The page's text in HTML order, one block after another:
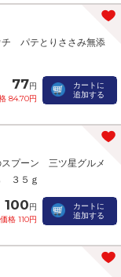
チ パテとりささみ無添
77円
84.70円
カートに
追加する
スプーン 三ツ星グルメ
３５ｇ
100円
格 110円
カートに
追加する